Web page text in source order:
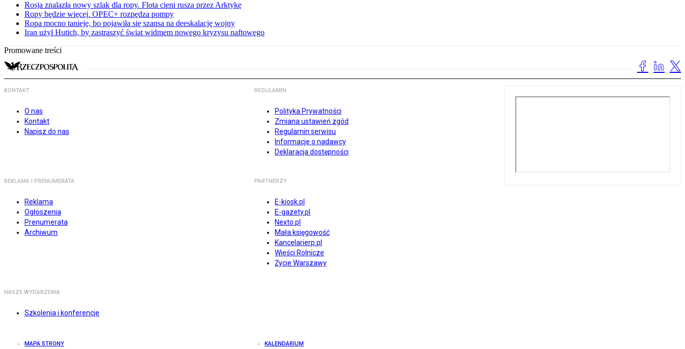
Rosja znalazła nowy szlak dla ropy. Flota cieni rusza przez Arktykę
Ropy będzie więcej. OPEC+ rozpędza pompy
Ropa mocno tanieje, bo pojawiła się szansa na deeskalację wojny
Iran użył Hutich, by zastraszyć świat widmem nowego kryzysu naftowego
Promowane treści
KONTAKT
O nas
Kontakt
Napisz do nas
REGULAMIN
Polityka Prywatności
Zmiana ustawień zgód
Regulamin serwisu
Informacje o nadawcy
Deklaracja dostępności
REKLAMA I PRENUMERATA
Reklama
Ogłoszenia
Prenumerata
Archiwum
PARTNERZY
E-kiosk.pl
E-gazety.pl
Nexto.pl
Mała księgowość
Kancelarierp.pl
Wieści Rolnicze
Życie Warszawy
NASZE WYDARZENIA
Szkolenia i konferencje
MAPA STRONY KALENDARIUM